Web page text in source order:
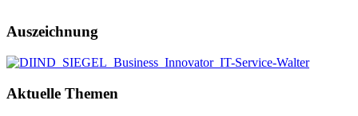
Auszeichnung
Aktuelle Themen